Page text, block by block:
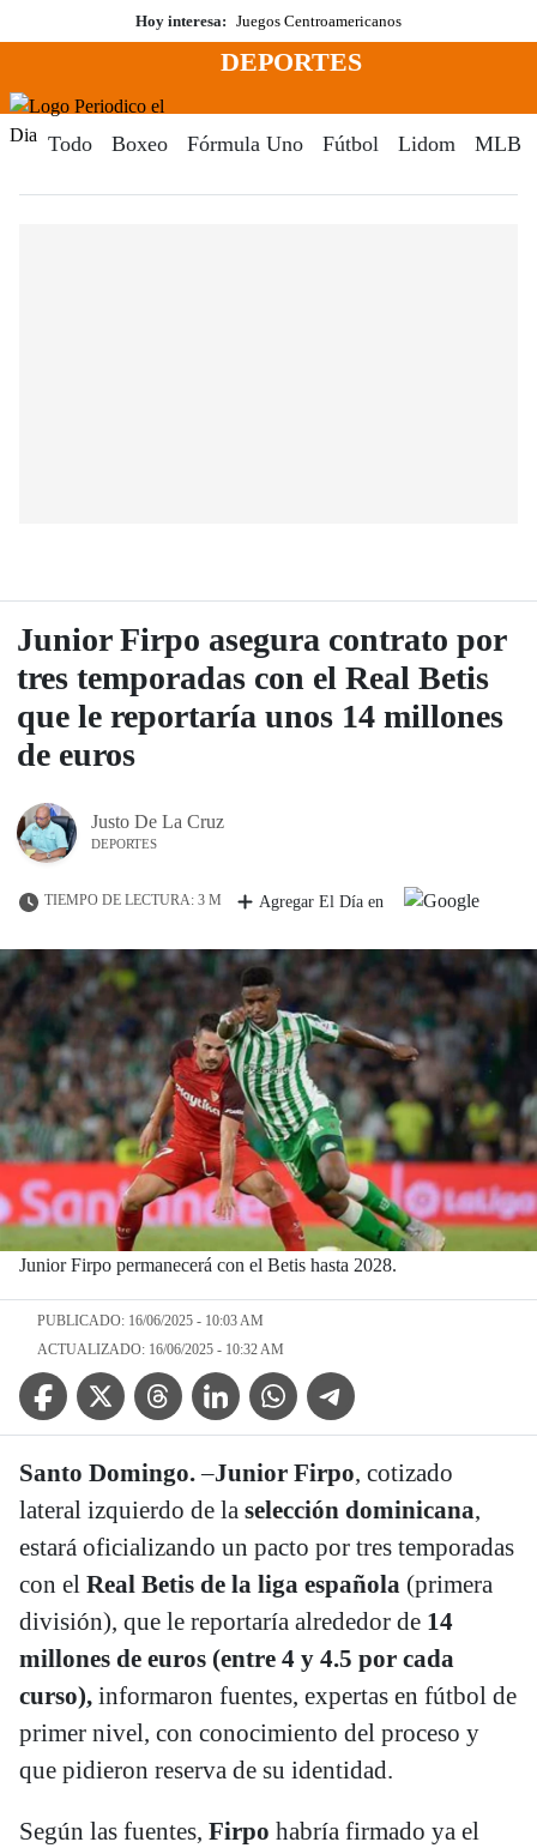
al
Hoy interesa: Juegos Centroamericanos
Menú
DEPORTES
Todo Boxeo Fórmula Uno Fútbol Lidom MLB
Junior Firpo asegura contrato por
tres temporadas con el Real Betis
que le reportaría unos 14 millones
de euros
Justo De La Cruz
DEPORTES
TIEMPO DE LECTURA: 3 M Agregar El Día en
Junior Firpo permanecerá con el Betis hasta 2028.
PUBLICADO: 16/06/2025 - 10:03 AM
ACTUALIZADO: 16/06/2025 - 10:32 AM
Facebook IconTwitter IconThreads IconLinkedin IconWhatsApp IconTelegram Icon
Santo Domingo.–Junior Firpo, cotizado
lateral izquierdo de la selección dominicana,
estará oficializando un pacto por tres temporadas
con el Real Betis de la liga española (primera
división), que le reportaría alrededor de 14
millones de euros (entre 4 y 4.5 por cada
curso), informaron fuentes, expertas en fútbol de
primer nivel, con conocimiento del proceso y
que pidieron reserva de su identidad.
Según las fuentes, Firpo habría firmado ya el